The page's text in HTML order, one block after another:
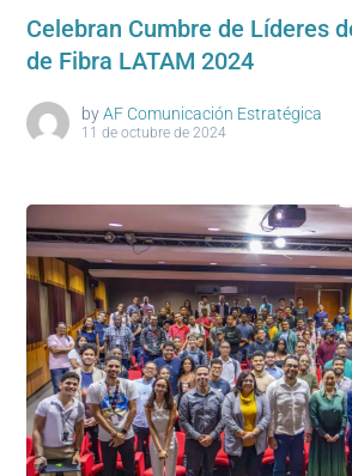
Celebran Cumbre de Líderes
de Fibra LATAM 2024
by AF Comunicación Estratégica
11 de octubre de 2024